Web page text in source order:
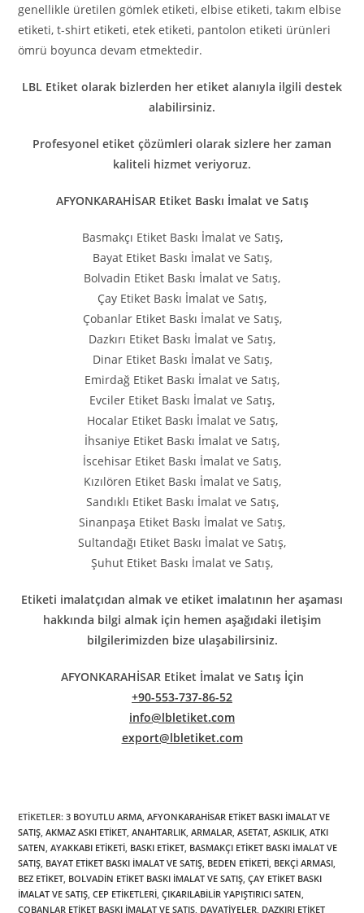
genellikle üretilen gömlek etiketi, elbise etiketi, takım elbise
etiketi, t-shirt etiketi, etek etiketi, pantolon etiketi ürünleri
ömrü boyunca devam etmektedir.
LBL Etiket olarak bizlerden her etiket alanıyla ilgili destek
alabilirsiniz.
Profesyonel etiket çözümleri olarak sizlere her zaman
kaliteli hizmet veriyoruz.
AFYONKARAHİSAR Etiket Baskı İmalat ve Satış
Basmakçı Etiket Baskı İmalat ve Satış,
Bayat Etiket Baskı İmalat ve Satış,
Bolvadin Etiket Baskı İmalat ve Satış,
Çay Etiket Baskı İmalat ve Satış,
Çobanlar Etiket Baskı İmalat ve Satış,
Dazkırı Etiket Baskı İmalat ve Satış,
Dinar Etiket Baskı İmalat ve Satış,
Emirdağ Etiket Baskı İmalat ve Satış,
Evciler Etiket Baskı İmalat ve Satış,
Hocalar Etiket Baskı İmalat ve Satış,
İhsaniye Etiket Baskı İmalat ve Satış,
İscehisar Etiket Baskı İmalat ve Satış,
Kızılören Etiket Baskı İmalat ve Satış,
Sandıklı Etiket Baskı İmalat ve Satış,
Sinanpaşa Etiket Baskı İmalat ve Satış,
Sultandağı Etiket Baskı İmalat ve Satış,
Şuhut Etiket Baskı İmalat ve Satış,
Etiketi imalatçıdan almak ve etiket imalatının her aşaması
hakkında bilgi almak için hemen aşağıdaki iletişim
bilgilerimizden bize ulaşabilirsiniz.
AFYONKARAHİSAR Etiket İmalat ve Satış İçin
+90-553-737-86-52
info@lbletiket.com
export@lbletiket.com
ETIKETLER:3 BOYUTLU ARMA, AFYONKARAHİSAR ETIKET BASKI İMALAT VE
SATIŞ, AKMAZ ASKI ETIKET, ANAHTARLIK, ARMALAR, ASETAT, ASKILIK, ATKI
SATEN, AYAKKABI ETIKETI, BASKI ETIKET, BASMAKÇI ETIKET BASKI İMALAT VE
SATIŞ, BAYAT ETIKET BASKI İMALAT VE SATIŞ, BEDEN ETIKETI, BEKÇI ARMASI,
BEZ ETIKET, BOLVADIN ETIKET BASKI İMALAT VE SATIŞ, ÇAY ETIKET BASKI
İMALAT VE SATIŞ, CEP ETIKETLERI, ÇIKARILABILIR YAPIŞTIRICI SATEN,
ÇOBANLAR ETIKET BASKI İMALAT VE SATIŞ, DAVATIYELER, DAZKIRI ETIKET